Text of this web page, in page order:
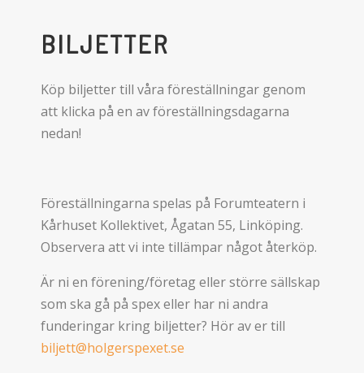
BILJETTER
Köp biljetter till våra föreställningar genom
att klicka på en av föreställningsdagarna
nedan!
Föreställningarna spelas på Forumteatern i
Kårhuset Kollektivet, Ågatan 55, Linköping.
Observera att vi inte tillämpar något återköp.
Är ni en förening/företag eller större sällskap
som ska gå på spex eller har ni andra
funderingar kring biljetter? Hör av er till
biljett@holgerspexet.se